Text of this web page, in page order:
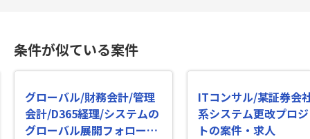
条件が似ている案件
グローバル/財務会計/管理
会計/D365経理/システムの
グローバル展開フォローの
ITコンサル/某証券会
系システム更改プロ
トの案件・求人